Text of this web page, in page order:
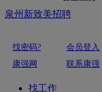
泉州新致美招聘
找密码? 会员登入
康强网
联系康强
找工作